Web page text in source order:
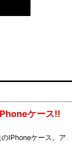
ケース!!
IPhoneケース。ア